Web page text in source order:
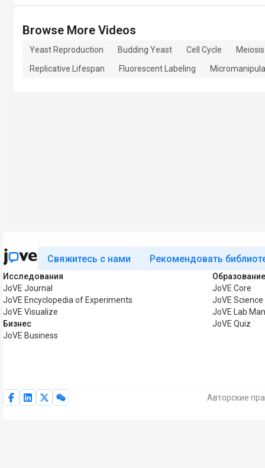
Browse More Videos
Yeast Reproduction Budding Yeast Cell Cycle
Meiosis
Replicative Lifespan
Fluorescent Labeling
Свяжитесь с нами Рекомендовать
Исследования
JoVE Journal
JoVE Encyclopedia of Experiments
JoVE Visualize
Бизнес
JoVE Business
Образование
JoVE Core
JoVE
JoVE Lab
JoVE Quiz
Авторские